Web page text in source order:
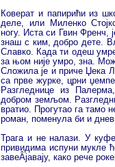
Коверат и папирићи из
деле, или Миленко
ногу. Иста си Гвин Френч,
знаш с ким, добро дете.
Славко. Када ти одеш
за њом није умро, зна.
Сложила је и приче Џека
са прве журке, црни
Разгледнице из
добром земљом.
вратио. Прогутао га тамо
роман, поменула би и
Трага и не налази. У
привидима испуни мукле
завеÂ­јавају, како рече